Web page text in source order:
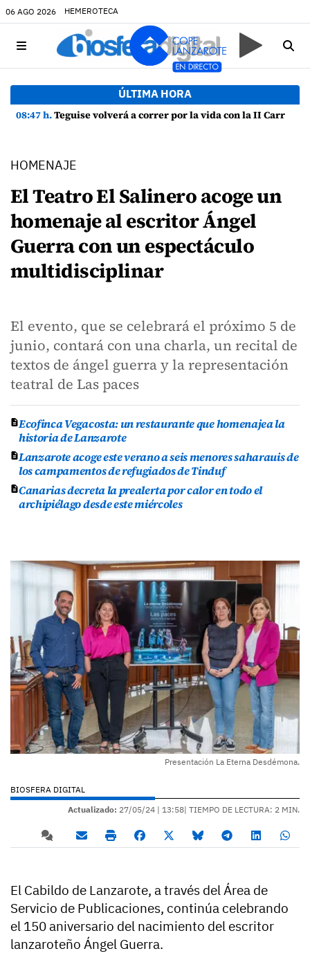
06 AGO 2026 HEMEROTECA
ÚLTIMA HORA
08:47 h.Teguise volverá a correr por la vida con la II Carrera Solidaria por la visibilidad y prevención del suicidio
HOMENAJE
El Teatro El Salinero acoge un
homenaje al escritor Ángel
Guerra con un espectáculo
multidisciplinar
El evento, que se celebrará el próximo 5 de
junio, contará con una charla, un recital de
textos de ángel guerra y la representación
teatral de Las paces
Ecofinca Vegacosta: un restaurante que homenajea la
historia de Lanzarote
Lanzarote acoge este verano a seis menores saharauis de
los campamentos de refugiados de Tinduf
Canarias decreta la prealerta por calor en todo el
archipiélago desde este miércoles
Presentación La Eterna Desdémona.
BIOSFERA DIGITAL
Actualizado: 27/05/24 | 13:58| TIEMPO DE LECTURA: 2 MIN.
El Cabildo de Lanzarote, a través del Área de
Servicio de Publicaciones, continúa celebrando
el 150 aniversario del nacimiento del escritor
lanzaroteño Ángel Guerra.